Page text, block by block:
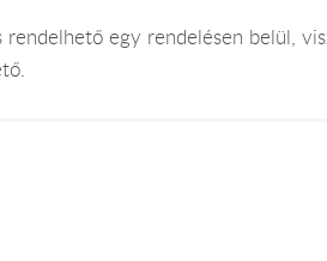
rendelhető egy rendelésen belül,